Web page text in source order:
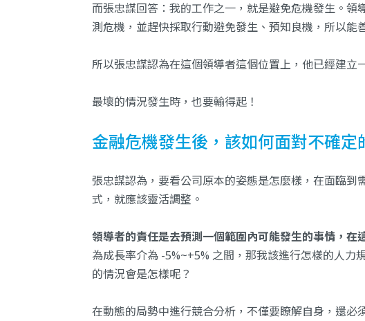
而張忠謀回答：我的工作之一，就是避免危機發生。領
測危機，並趕快採取行動避免發生、預知良機，所以能
所以張忠謀認為在這個領導者這個位置上，他已經建立
最壞的情況發生時，也要輸得起！
金融危機發生後，該如何面對不確定
張忠謀認為，要看公司原本的姿態是怎麼樣，在面臨
式，就應該靈活調整。
領導者的責任是去預測一個範圍內可能發生的事情，在
為成長率介為 -5%~+5% 之間，那我該進行怎樣的人力
的情況會是怎樣呢？
在動態的局勢中進行競合分析，不僅要瞭解自身，還必